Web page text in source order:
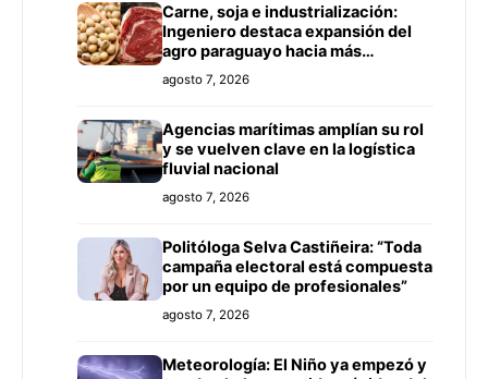
Carne, soja e industrialización:
Ingeniero destaca expansión del
agro paraguayo hacia más
mercados
agosto 7, 2026
Agencias marítimas amplían su rol
y se vuelven clave en la logística
fluvial nacional
agosto 7, 2026
Politóloga Selva Castiñeira: “Toda
campaña electoral está compuesta
por un equipo de profesionales”
agosto 7, 2026
Meteorología: El Niño ya empezó y